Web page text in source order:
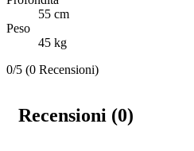
55 cm
Peso
45 kg
0/5 (0 Recensioni)
Recensioni (0)